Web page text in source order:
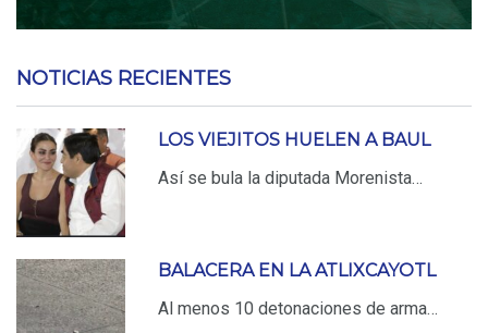
NOTICIAS RECIENTES
LOS VIEJITOS HUELEN A BAUL
Así se bula la diputada Morenista…
BALACERA EN LA ATLIXCAYOTL
Al menos 10 detonaciones de arma…